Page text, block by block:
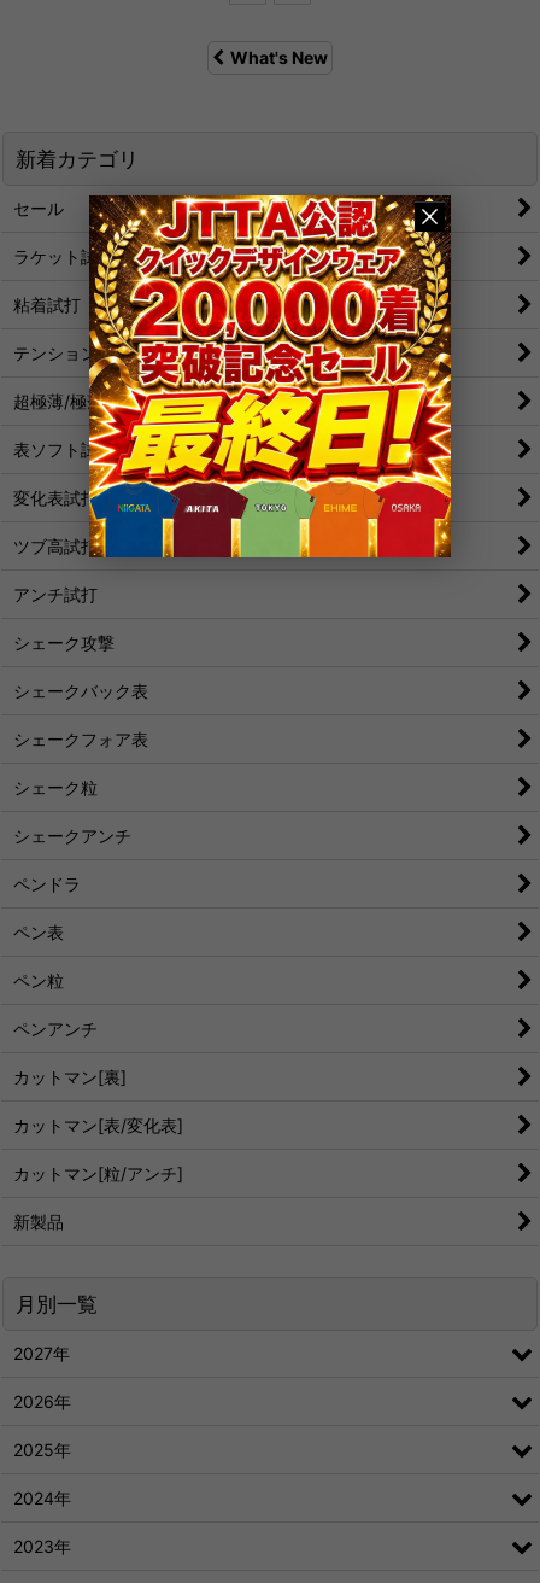
What's New
新着カテゴリ
セール
ラケット試打
粘着試打
テンション試打
超極薄/極薄試打
表ソフト試打
変化表試打
ツブ高試打
アンチ試打
シェーク攻撃
シェークバック表
シェークフォア表
シェーク粒
シェークアンチ
ペンドラ
ペン表
ペン粒
ペンアンチ
カットマン[裏]
カットマン[表/変化表]
カットマン[粒/アンチ]
新製品
月別一覧
2027年
2026年
2025年
2024年
2023年